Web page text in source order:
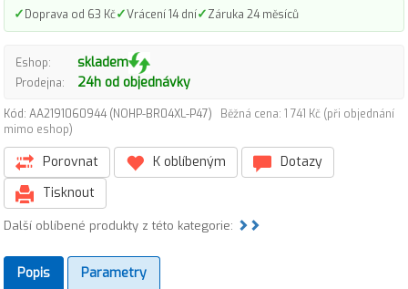
✓Doprava od 63 Kč✓Vrácení 14 dní✓Záruka 24 měsíců
Eshop: skladem
Prodejna: 24h od objednávky
Kód: AA2191060944 (NOHP-BR04XL-P47)
Běžná cena: 1 741 Kč (při objednání
mimo eshop)
Porovnat K oblíbeným
Dotazy
Tisknout
Další oblíbené produkty z této kategorie:
Popis Parametry